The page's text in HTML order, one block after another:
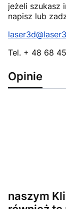
jeżeli szukasz
napisz lub
Tel. + 48 68
Opinie
naszym